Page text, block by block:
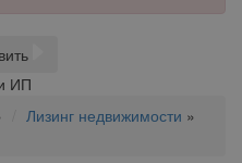
ИП
Лизинг недвижимости »